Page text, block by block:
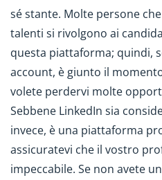
sé stante. Molte persone
talenti si rivolgono ai
questa piattaforma; quindi,
account, è giunto il
volete perdervi molte
Sebbene LinkedIn sia
invece, è una piattaforma
assicuratevi che il vostro
impeccabile. Se non avete